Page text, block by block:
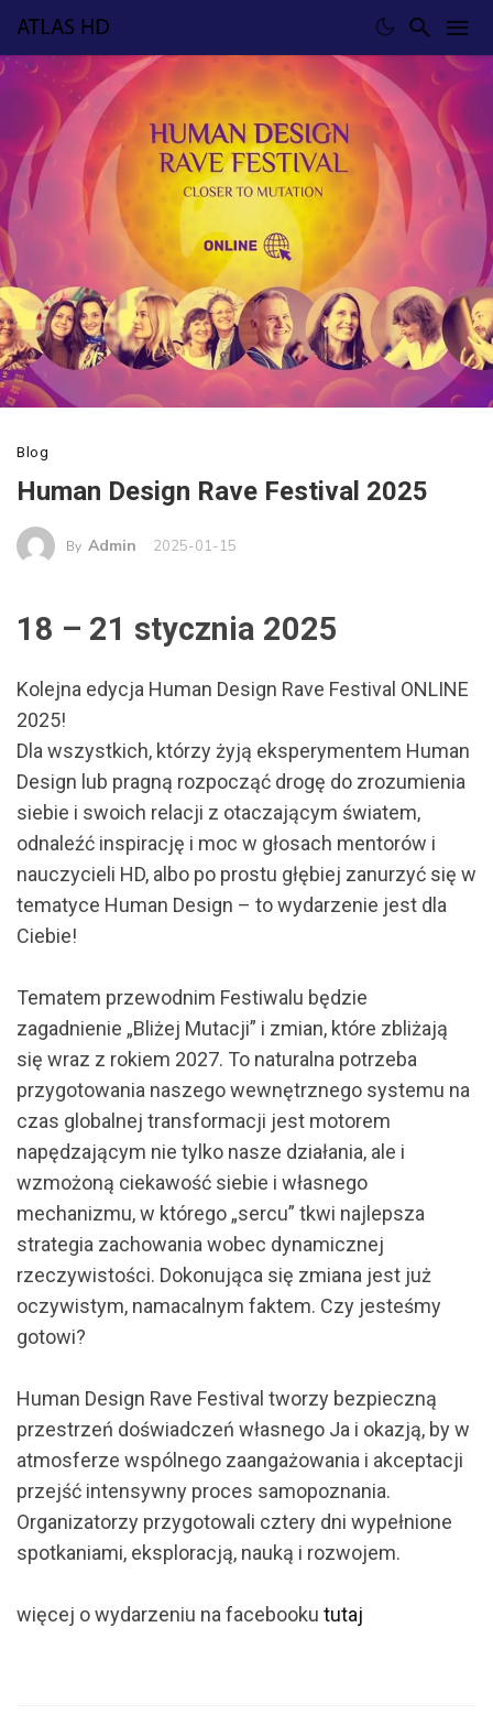
Blog
Human Design Rave Festival 2025
By Admin 2025-01-15
18 – 21 stycznia 2025
Kolejna edycja Human Design Rave Festival ONLINE
2025!
Dla wszystkich, którzy żyją eksperymentem Human
Design lub pragną rozpocząć drogę do zrozumienia
siebie i swoich relacji z otaczającym światem,
odnaleźć inspirację i moc w głosach mentorów i
nauczycieli HD, albo po prostu głębiej zanurzyć się w
tematyce Human Design – to wydarzenie jest dla
Ciebie!
Tematem przewodnim Festiwalu będzie
zagadnienie „Bliżej Mutacji” i zmian, które zbliżają
się wraz z rokiem 2027. To naturalna potrzeba
przygotowania naszego wewnętrznego systemu na
czas globalnej transformacji jest motorem
napędzającym nie tylko nasze działania, ale i
wzmożoną ciekawość siebie i własnego
mechanizmu, w którego „sercu” tkwi najlepsza
strategia zachowania wobec dynamicznej
rzeczywistości. Dokonująca się zmiana jest już
oczywistym, namacalnym faktem. Czy jesteśmy
gotowi?
Human Design Rave Festival tworzy bezpieczną
przestrzeń doświadczeń własnego Ja i okazją, by w
atmosferze wspólnego zaangażowania i akceptacji
przejść intensywny proces samopoznania.
Organizatorzy przygotowali cztery dni wypełnione
spotkaniami, eksploracją, nauką i rozwojem.
więcej o wydarzeniu na facebooku tutaj